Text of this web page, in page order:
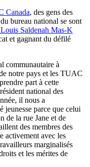
Canada, des gens des
bureau national se sont
Saldenah Mas-K
et gagnant du défilé
communautaire à
notre pays et les TUAC
part à cette
national des
il nous a
jeunesse parce que celui
de la rue Jane et de
des membres des
activement avec les
marginalisés
et les mérites de